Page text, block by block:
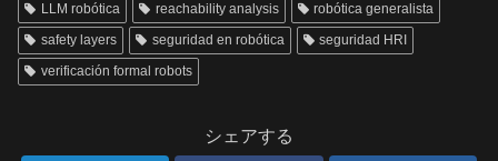
LLM robótica
reachability analysis
robótica generalista
safety layers
seguridad en robótica
seguridad HRI
verificación formal robots
シェアする